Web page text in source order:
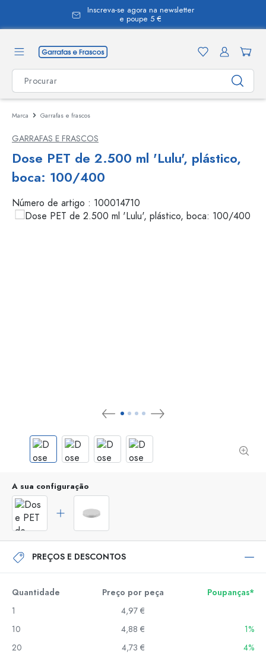
Inscreva-se agora na newsletter
e poupe 5 €
Marca Garrafas e frascos
GARRAFAS E FRASCOS
Dose PET de 2.500 ml 'Lulu', plástico,
boca: 100/400
Número de artigo : 100014710
A sua configuração
PREÇOS E DESCONTOS
Quantidade Preço por peça
Poupanças*
1
4,97 €
10
4,88 €
1%
20
4,73 €
4%